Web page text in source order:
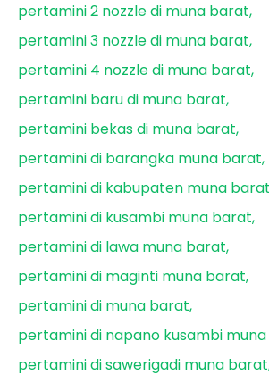
pertamini 2 nozzle di muna barat
pertamini 3 nozzle di muna barat
pertamini 4 nozzle di muna barat
pertamini baru di muna barat
pertamini bekas di muna barat
pertamini di barangka muna barat
pertamini di kabupaten muna barat
pertamini di kusambi muna barat
pertamini di lawa muna barat
pertamini di maginti muna barat
pertamini di muna barat
pertamini di napano kusambi
pertamini di sawerigadi muna barat